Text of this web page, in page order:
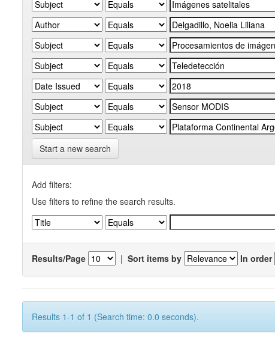
Start a new search
Add filters:
Use filters to refine the search results.
Results/Page | Sort items by In order
Results 1-1 of 1 (Search time: 0.0 seconds).